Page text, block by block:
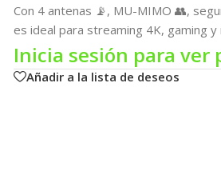
Con 4 antenas 📡, MU-MIMO 👥,
es ideal para streaming 4K, gaming
Inicia sesión para ver
Añadir a la lista de deseos